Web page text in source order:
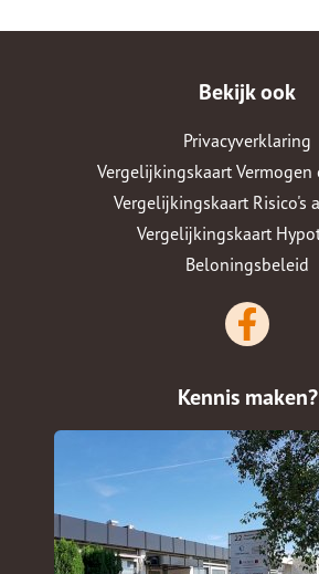
Bekijk ook
Privacyverklaring
Vergelijkingskaart
Vergelijkingskaart Risico's
Vergelijkingskaart
Beloningsbeleid
Kennis maken?